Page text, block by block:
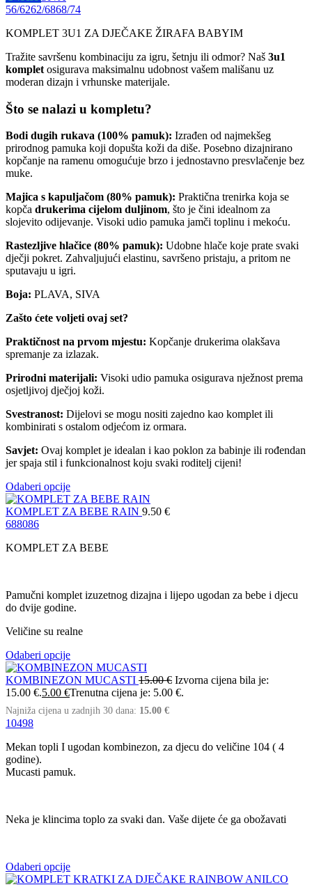
56/6262/6868/74
KOMPLET 3U1 ZA DJEČAKE ŽIRAFA BABYIM
Tražite savršenu kombinaciju za igru, šetnju ili odmor? Naš 3u1
komplet osigurava maksimalnu udobnost vašem mališanu uz
moderan dizajn i vrhunske materijale.
Što se nalazi u kompletu?
Bodi dugih rukava (100% pamuk): Izrađen od najmekšeg
prirodnog pamuka koji dopušta koži da diše. Posebno dizajnirano
kopčanje na ramenu omogućuje brzo i jednostavno presvlačenje bez
muke.
Majica s kapuljačom (80% pamuk): Praktična trenirka koja se
kopča drukerima cijelom duljinom, što je čini idealnom za
slojevito odijevanje. Visoki udio pamuka jamči toplinu i mekoću.
Rastezljive hlačice (80% pamuk): Udobne hlače koje prate svaki
dječji pokret. Zahvaljujući elastinu, savršeno pristaju, a pritom ne
sputavaju u igri.
Boja: PLAVA, SIVA
Zašto ćete voljeti ovaj set?
Praktičnost na prvom mjestu: Kopčanje drukerima olakšava
spremanje za izlazak.
Prirodni materijali: Visoki udio pamuka osigurava nježnost prema
osjetljivoj dječjoj koži.
Svestranost: Dijelovi se mogu nositi zajedno kao komplet ili
kombinirati s ostalom odjećom iz ormara.
Savjet: Ovaj komplet je idealan i kao poklon za babinje ili rođendan
jer spaja stil i funkcionalnost koju svaki roditelj cijeni!
Odaberi opcije
KOMPLET ZA BEBE RAIN 9.50 €
688086
KOMPLET ZA BEBE
Pamučni komplet izuzetnog dizajna i lijepo ugodan za bebe i djecu
do dvije godine.
Veličine su realne
Odaberi opcije
KOMBINEZON MUCASTI 15.00€ Izvorna cijena bila je:
15.00 €.5.00 €Trenutna cijena je: 5.00 €.
Najniža cijena u zadnjih 30 dana: 15.00 €
10498
Mekan topli I ugodan kombinezon, za djecu do veličine 104 ( 4
godine).
Mucasti pamuk.
Neka je klincima toplo za svaki dan. Vaše dijete će ga obožavati
Odaberi opcije